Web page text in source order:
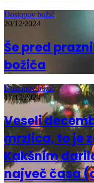
Dostopov božič
20/12/2024
Še pred
božiča
Dostopov božič
17/12/2024
Veseli
mrzlica, to je
Kakšnim
največ časa